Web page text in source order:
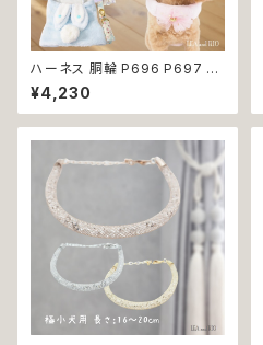
ハーネス 胴輪 P696 P697 P
698 P699 洋服のようなハー
ネス うさぎ ラビット rabbit 暖
か 秋冬 お揃い 引っ張り防止 散
ペット 服 犬服 猫服 かわいい お
しゃれ 小型犬 返品交換不可
¥4,230